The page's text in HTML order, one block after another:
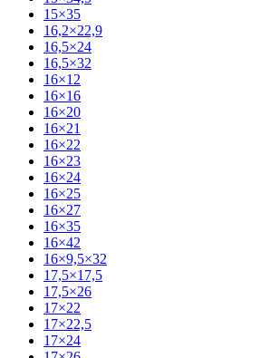
15×35
16,2×22,9
16,5×24
16,5×32
16×12
16×16
16×20
16×21
16×22
16×23
16×24
16×25
16×27
16×35
16×42
16×9,5×32
17,5×17,5
17,5×26
17×22
17×22,5
17×24